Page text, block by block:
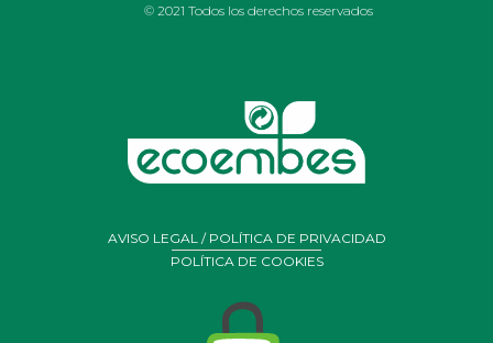
© 2021 Todos los derechos reservados
AVISO LEGAL / POLÍTICA DE PRIVACIDAD
POLÍTICA DE COOKIES
Portal de Belén realizado por alumnos y profesores de
del Ies Ojos del Guadiana de Daimiel con residuos y